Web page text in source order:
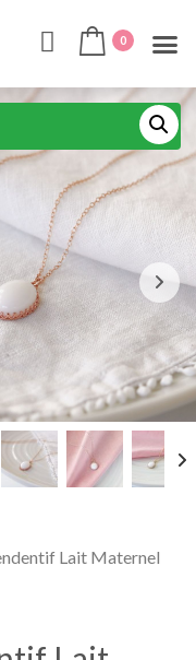
0
Lait Maternel